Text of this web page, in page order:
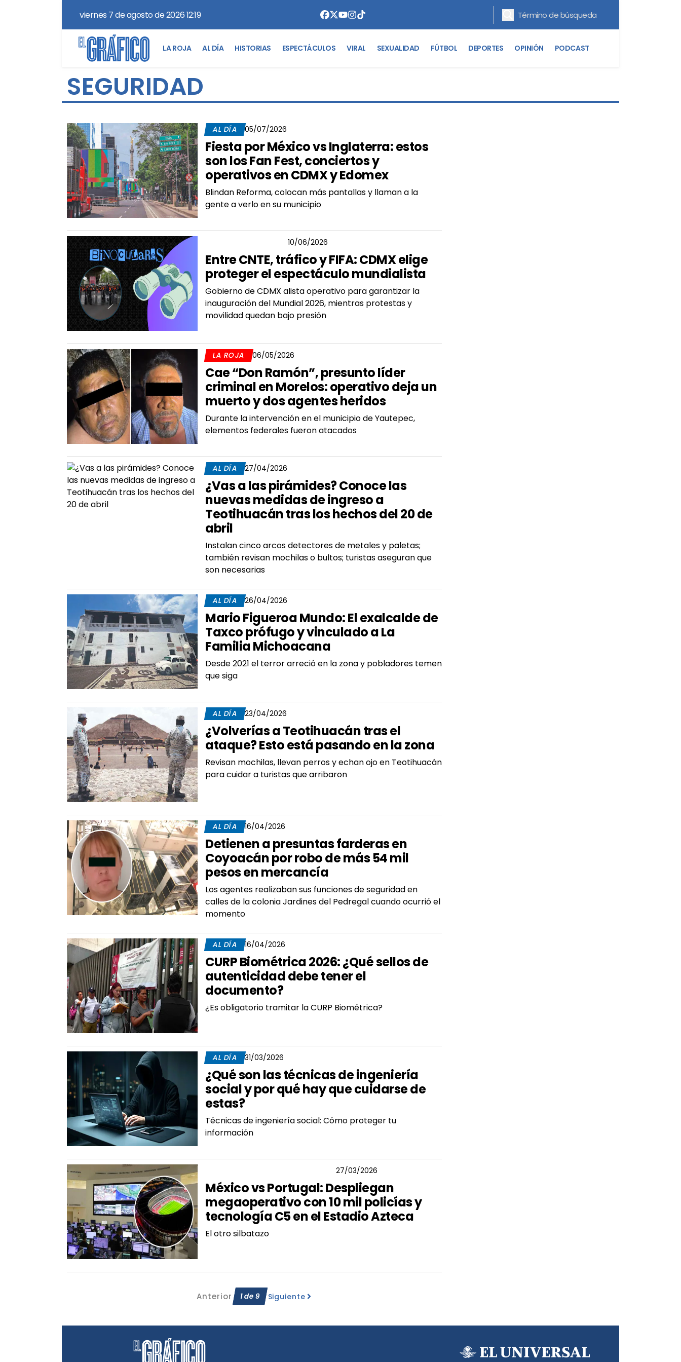
viernes 7 de agosto de 2026 12:19
LA ROJA AL DÍA HISTORIAS ESPECTÁCULOS VIRAL SEXUALIDAD FÚTBOL DEPORTES OPINIÓN PODCAST
SEGURIDAD
AL DÍA 05/07/2026
Fiesta por México vs Inglaterra: estos
son los Fan Fest, conciertos y
operativos en CDMX y Edomex
Blindan Reforma, colocan más pantallas y llaman a la
gente a verlo en su municipio
10/06/2026
Entre CNTE, tráfico y FIFA: CDMX elige
proteger el espectáculo mundialista
Gobierno de CDMX alista operativo para garantizar la
inauguración del Mundial 2026, mientras protestas y
movilidad quedan bajo presión
LA ROJA 06/05/2026
Cae “Don Ramón”, presunto líder
criminal en Morelos: operativo deja un
muerto y dos agentes heridos
Durante la intervención en el municipio de Yautepec,
elementos federales fueron atacados
AL DÍA 27/04/2026
¿Vas a las pirámides? Conoce las
nuevas medidas de ingreso a
Teotihuacán tras los hechos del 20 de
abril
Instalan cinco arcos detectores de metales y paletas;
también revisan mochilas o bultos; turistas aseguran que
son necesarias
AL DÍA 26/04/2026
Mario Figueroa Mundo: El exalcalde de
Taxco prófugo y vinculado a La
Familia Michoacana
Desde 2021 el terror arreció en la zona y pobladores temen
que siga
AL DÍA 23/04/2026
¿Volverías a Teotihuacán tras el
ataque? Esto está pasando en la zona
Revisan mochilas, llevan perros y echan ojo en Teotihuacán
para cuidar a turistas que arribaron
AL DÍA 16/04/2026
Detienen a presuntas farderas en
Coyoacán por robo de más 54 mil
pesos en mercancía
Los agentes realizaban sus funciones de seguridad en
calles de la colonia Jardines del Pedregal cuando ocurrió el
momento
AL DÍA 16/04/2026
CURP Biométrica 2026: ¿Qué sellos de
autenticidad debe tener el
documento?
¿Es obligatorio tramitar la CURP Biométrica?
AL DÍA 31/03/2026
¿Qué son las técnicas de ingeniería
social y por qué hay que cuidarse de
estas?
Técnicas de ingeniería social: Cómo proteger tu
información
27/03/2026
México vs Portugal: Despliegan
megaoperativo con 10 mil policías y
tecnología C5 en el Estadio Azteca
El otro silbatazo
Anterior 1de9 Siguiente